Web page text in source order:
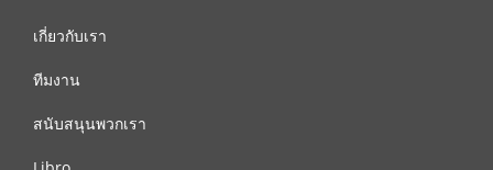
เกี่ยวกับเรา
ทีมงาน
สนับสนุนพวกเรา